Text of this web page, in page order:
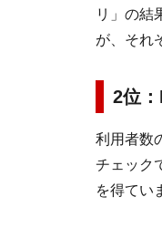
リ」の結
が、それ
2位
利用者数
チェック
を得てい